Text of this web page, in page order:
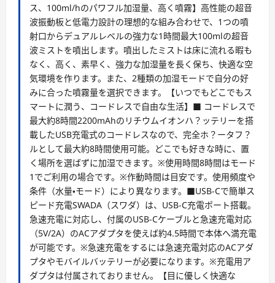
ス、100ml/hのパワフル加湿量、高く噴霧】高性能の超音
波振動板と低電力設計の理想的な組み合わせで、1つの噴
射口からデュアルレベルの強力な1時間最大100mlの超音
波ミストを噴出します。噴出したミストは床に流れる暇も
なく、高く、素早く、強力な加湿量を長く保ち、快適な空
気環境を作ります。また、2種類の加湿モードで自分の好
みに合った噴霧量を選択できます。【いつでもどこでもス
マートに潤う、コードレスで自由な生活】■ コードレスで
最大約8時間2200mAhのリチウムイオンハ？ッテリーを搭
載したUSB充電式のコードレスなので、完全ホ？ータフ？
ルとして最大約8時間使用可能。どこでも好きな時に、置
く場所を選ばずに加湿できます。※使用時間8時間はモード
1でご利用の場合です。※作動時間は目安です。使用頻度や
条件（水量・モード）により異なります。■USB-Cで簡単ス
ピード充電SWADA（スワダ）は、USB-C充電ポート搭載。
急速充電に対応し、付属のUSB-Cケーブルと急速充電対応
（5V/2A）のACアダプタを使えば約4.5時間で本体へ満充電
が可能です。※急速充電をするには急速充電対応のACアダ
プタやモバイルバッテリーが必要になります。※充電用ア
ダプタは付属されておりません。【目に優しく快適な